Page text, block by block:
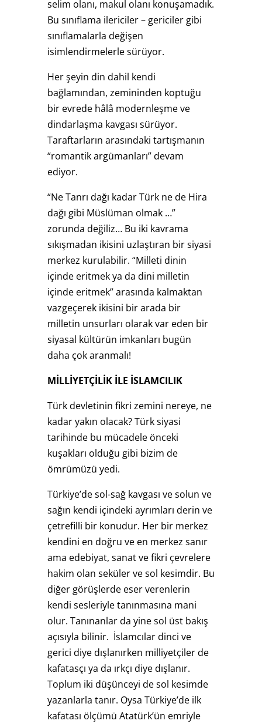
selim olanı, makul olanı konuşamadık.
Bu sınıflama ilericiler – gericiler gibi
sınıflamalarla değişen
isimlendirmelerle sürüyor.
Her şeyin din dahil kendi
bağlamından, zemininden koptuğu
bir evrede hâlâ modernleşme ve
dindarlaşma kavgası sürüyor.
Taraftarların arasındaki tartışmanın
“romantik argümanları” devam
ediyor.
“Ne Tanrı dağı kadar Türk ne de Hira
dağı gibi Müslüman olmak …”
zorunda değiliz… Bu iki kavrama
sıkışmadan ikisini uzlaştıran bir siyasi
merkez kurulabilir. “Milleti dinin
içinde eritmek ya da dini milletin
içinde eritmek” arasında kalmaktan
vazgeçerek ikisini bir arada bir
milletin unsurları olarak var eden bir
siyasal kültürün imkanları bugün
daha çok aranmalı!
MİLLİYETÇİLİK İLE İSLAMCILIK
Türk devletinin fikri zemini nereye, ne
kadar yakın olacak? Türk siyasi
tarihinde bu mücadele önceki
kuşakları olduğu gibi bizim de
ömrümüzü yedi.
Türkiye’de sol-sağ kavgası ve solun ve
sağın kendi içindeki ayrımları derin ve
çetrefilli bir konudur. Her bir merkez
kendini en doğru ve en merkez sanır
ama edebiyat, sanat ve fikri çevrelere
hakim olan seküler ve sol kesimdir. Bu
diğer görüşlerde eser verenlerin
kendi sesleriyle tanınmasına mani
olur. Tanınanlar da yine sol üst bakış
açısıyla bilinir. İslamcılar dinci ve
gerici diye dışlanırken milliyetçiler de
kafatasçı ya da ırkçı diye dışlanır.
Toplum iki düşünceyi de sol kesimde
yazanlarla tanır. Oysa Türkiye’de ilk
kafatası ölçümü Atatürk’ün emriyle